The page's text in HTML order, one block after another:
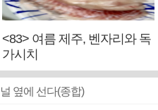
<83> 여름 제주, 벤자리와 독
가시치
옆에 선다(종합)